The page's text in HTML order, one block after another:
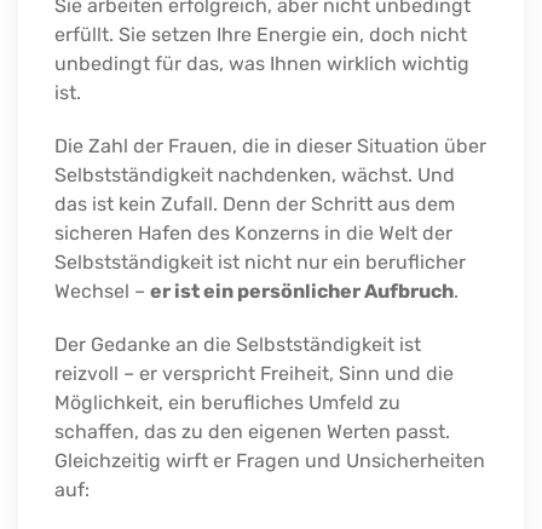
Sie arbeiten erfolgreich, aber nicht unbedingt
erfüllt. Sie setzen Ihre Energie ein, doch nicht
unbedingt für das, was Ihnen wirklich wichtig
ist.
Die Zahl der Frauen, die in dieser Situation über
Selbstständigkeit nachdenken, wächst. Und
das ist kein Zufall. Denn der Schritt aus dem
sicheren Hafen des Konzerns in die Welt der
Selbstständigkeit ist nicht nur ein beruflicher
Wechsel – er ist ein persönlicher Aufbruch.
Der Gedanke an die Selbstständigkeit ist
reizvoll – er verspricht Freiheit, Sinn und die
Möglichkeit, ein berufliches Umfeld zu
schaffen, das zu den eigenen Werten passt.
Gleichzeitig wirft er Fragen und Unsicherheiten
auf: